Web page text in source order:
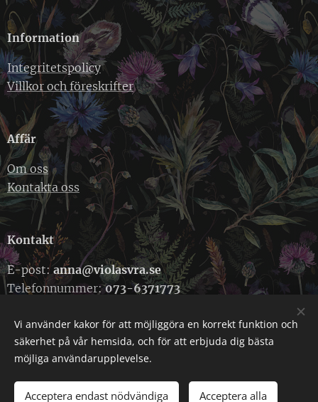
LÄGG I KUNDVAGNEN
Information
Integritetspolicy
Villkor och föreskrifter
Affär
Om oss
Kontakta oss
Kontakt
E-post:anna@violasvra.se
Telefonnummer:073-6371773
Cookies
Vi använder kakor för att möjliggöra en korrekt funktion och
säkerhet på vår hemsida, och för att erbjuda dig bästa
möjliga användarupplevelse.
Acceptera endast nödvändiga Acceptera alla